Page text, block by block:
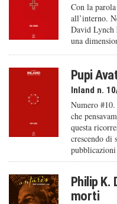
Con la
all’interno.
David Lynch
una
Pupi
Inland n.
Numero
che
questa
crescendo di
Philip K.
morti